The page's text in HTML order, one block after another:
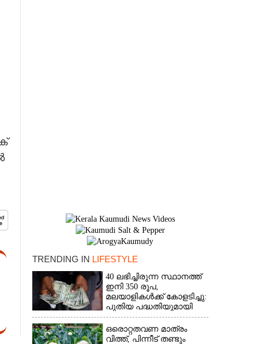
TRENDING IN LIFESTYLE
40 ലഭിച്ചിരുന്ന സ്ഥാനത്ത്
ഇനി 350 രൂപ,
മലയാളികൾക്ക് കോളടിച്ചു:
പുതിയ പദ്ധതിയുമായി
നാളികേര ബോർഡ്
ഒരൊറ്റതവണ മാത്രം
വിത്ത്, പിന്നീട് തണ്ടും